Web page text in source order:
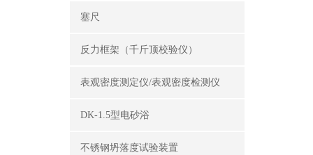
塞尺
反力框架（千斤顶校验仪）
表观密度测定仪/表观密度检测仪
DK-1.5型电砂浴
不锈钢坍落度试验装置